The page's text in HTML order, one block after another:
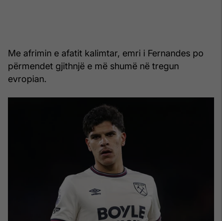
Me afrimin e afatit kalimtar, emri i Fernandes po
përmendet gjithnjë e më shumë në tregun
evropian.